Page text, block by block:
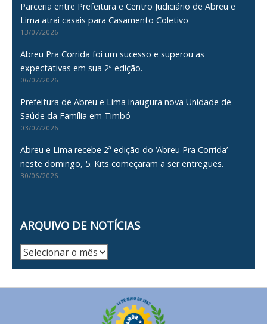
Parceria entre Prefeitura e Centro Judiciário de Abreu e
Lima atrai casais para Casamento Coletivo
13/07/2026
Abreu Pra Corrida foi um sucesso e superou as
expectativas em sua 2ª edição.
06/07/2026
Prefeitura de Abreu e Lima inaugura nova Unidade de
Saúde da Família em Timbó
03/07/2026
Abreu e Lima recebe 2ª edição do ‘Abreu Pra Corrida’
neste domingo, 5. Kits começaram a ser entregues.
30/06/2026
ARQUIVO DE NOTÍCIAS
Arquivo